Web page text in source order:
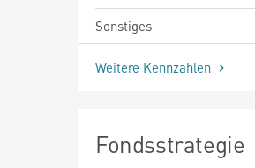
Sonstiges
Weitere Kennzahlen
Fondsstrategie